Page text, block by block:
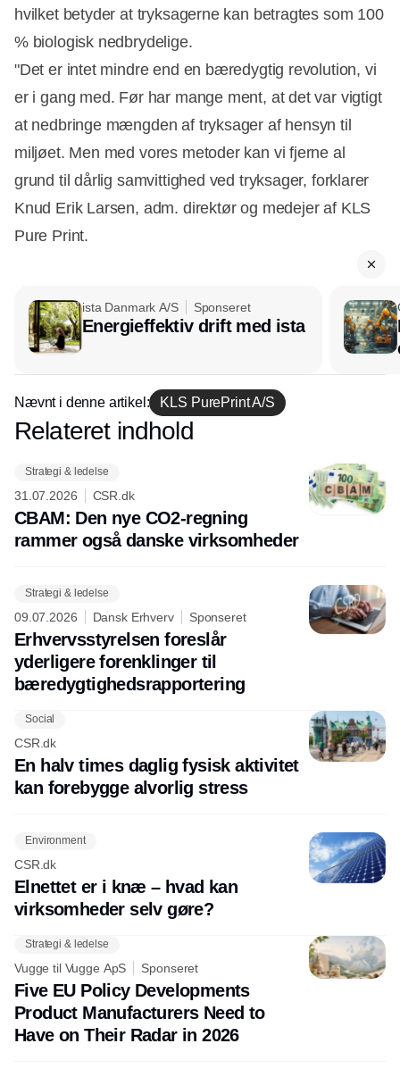
hvilket betyder at tryksagerne kan betragtes som 100
% biologisk nedbrydelige.
"Det er intet mindre end en bæredygtig revolution, vi
er i gang med. Før har mange ment, at det var vigtigt
at nedbringe mængden af tryksager af hensyn til
miljøet. Men med vores metoder kan vi fjerne al
grund til dårlig samvittighed ved tryksager, forklarer
Knud Erik Larsen, adm. direktør og medejer af KLS
Pure Print.
ista Danmark A/S Sponseret
Energieffektiv drift med ista
Nævnt i denne artikel: KLS PurePrint A/S
Annonce
Relateret indhold
Strategi & ledelse
31.07.2026 CSR.dk
CBAM: Den nye CO2-regning
rammer også danske virksomheder
Strategi & ledelse
09.07.2026 Dansk Erhverv Sponseret
Erhvervsstyrelsen foreslår
yderligere forenklinger til
bæredygtighedsrapportering
Social
CSR.dk
En halv times daglig fysisk aktivitet
kan forebygge alvorlig stress
Environment
CSR.dk
Elnettet er i knæ – hvad kan
virksomheder selv gøre?
Strategi & ledelse
Vugge til Vugge ApS Sponseret
Five EU Policy Developments
Product Manufacturers Need to
Have on Their Radar in 2026